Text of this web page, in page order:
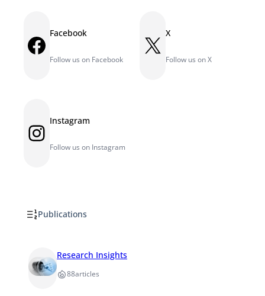
Facebook Facebook
Follow us on Facebook
X X
Follow us on X
Instagram Instagram
Follow us on Instagram
Publications
Research Insights
88articles